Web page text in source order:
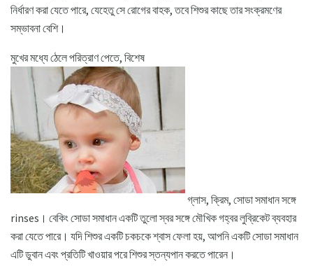
নির্ধারণ করা যেতে পারে, যেহেতু সে রোগের বাহক, তবে শিশুর কাছে তার সংক্রমণের
সম্ভাবনা বেশি।
মুখের মধ্যে ঠেলে পরিত্রাণ পেতে, বিশেষ
গ্লাস, ক্রিম, সোডা সমাধান সঙ্গে
rinses। বেকিং সোডা সমাধান একটি তুলো স্বর সঙ্গে মৌখিক গহ্বর লুব্রিকেট ব্যবহার
করা যেতে পারে। যদি শিশুর একটি চকচকে শ্বাস ফেলা হয়, আপনি একটি সোডা সমাধান
এটি ডুবান এবং প্রতিটি খাওয়ার পরে শিশুর স্তন্যপান করতে পারেন।